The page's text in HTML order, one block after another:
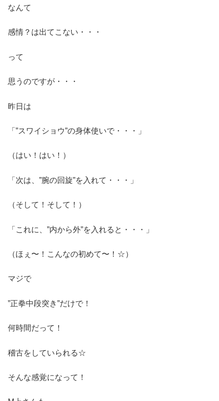
なんて
感情？は出てこない・・・
って
思うのですが・・・
昨日は
「”スワイショウ”の身体使いで・・・」
（はい！はい！）
「次は、”腕の回旋”を入れて・・・」
（そして！そして！）
「これに、”内から外”を入れると・・・」
（ほぇ〜！こんなの初めて〜！☆）
マジで
”正拳中段突き”だけで！
何時間だって！
稽古をしていられる☆
そんな感覚になって！